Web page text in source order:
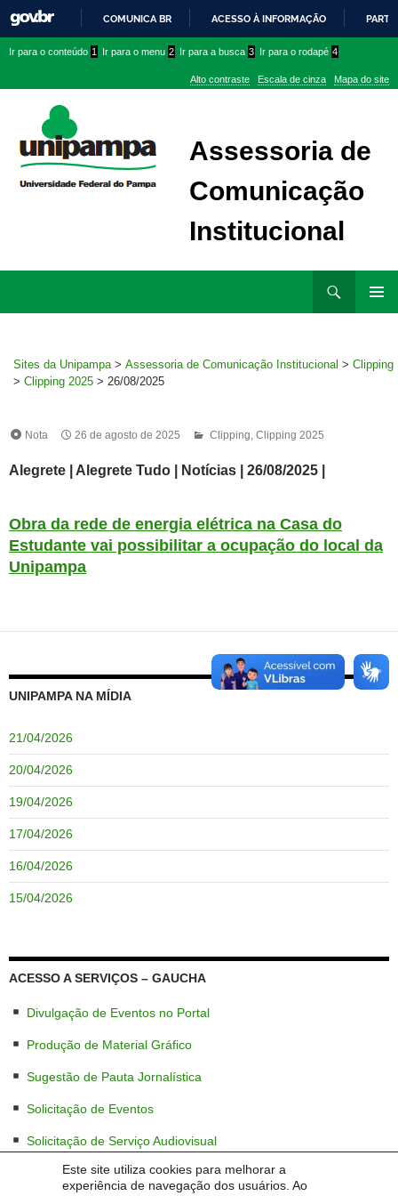
Este site utiliza cookies para melhorar a
experiência de navegação dos usuários. Ao
PARA
CONTEÚDO
COMUNICA BR ACESSO À INFORMAÇÃO
conteúdo
menu
superior
menu
Ir para o conteúdo 1 Ir para o menu 2 Ir para a busca 3 Ir para o rodapé 4
Alto contraste Escala de cinza Mapa do site
Assessoria de
Comunicação
Institucional
Sites da Unipampa > Assessoria de Comunicação Institucional > Clipping
> Clipping 2025 > 26/08/2025
Nota 26 de agosto de 2025 Clipping Clipping 2025
Alegrete | Alegrete Tudo | Notícias | 26/08/2025 |
Obra da rede de energia elétrica na Casa do
Estudante vai possibilitar a ocupação do local da
Unipampa
UNIPAMPA NA MÍDIA
21/04/2026
20/04/2026
19/04/2026
17/04/2026
16/04/2026
15/04/2026
ACESSO A SERVIÇOS – GAUCHA
Divulgação de Eventos no Portal
Produção de Material Gráfico
Sugestão de Pauta Jornalística
Solicitação de Eventos
Solicitação de Serviço Audiovisual